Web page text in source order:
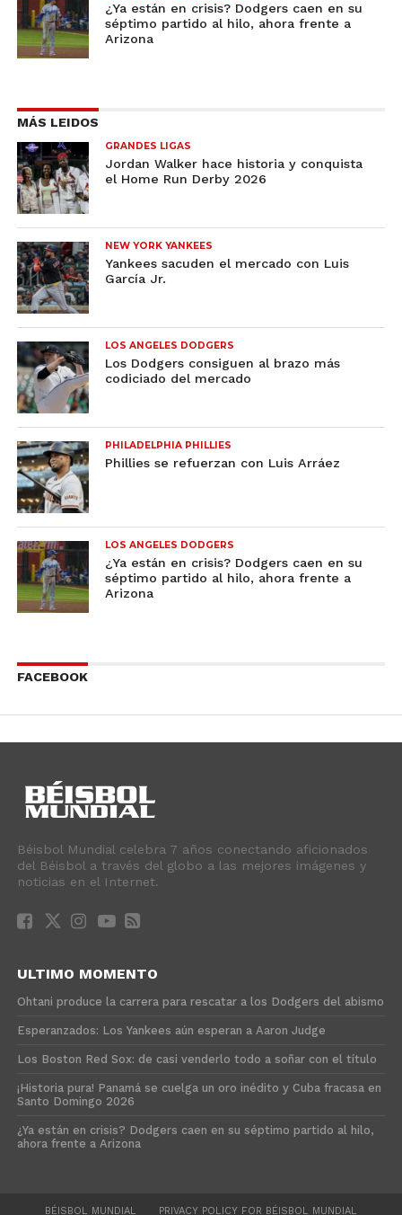
¿Ya están en crisis? Dodgers caen en su
séptimo partido al hilo, ahora frente a
Arizona
MÁS LEIDOS
GRANDES LIGAS
Jordan Walker hace historia y conquista
el Home Run Derby 2026
NEW YORK YANKEES
Yankees sacuden el mercado con Luis
García Jr.
LOS ANGELES DODGERS
Los Dodgers consiguen al brazo más
codiciado del mercado
PHILADELPHIA PHILLIES
Phillies se refuerzan con Luis Arráez
LOS ANGELES DODGERS
¿Ya están en crisis? Dodgers caen en su
séptimo partido al hilo, ahora frente a
Arizona
FACEBOOK
Béisbol Mundial celebra 7 años conectando aficionados
del Béisbol a través del globo a las mejores imágenes y
noticias en el Internet.
ULTIMO MOMENTO
Ohtani produce la carrera para rescatar a los Dodgers del abismo
Esperanzados: Los Yankees aún esperan a Aaron Judge
Los Boston Red Sox: de casi venderlo todo a soñar con el título
¡Historia pura! Panamá se cuelga un oro inédito y Cuba fracasa en
Santo Domingo 2026
¿Ya están en crisis? Dodgers caen en su séptimo partido al hilo,
ahora frente a Arizona
BÉISBOL MUNDIAL PRIVACY POLICY FOR BÉISBOL MUNDIAL